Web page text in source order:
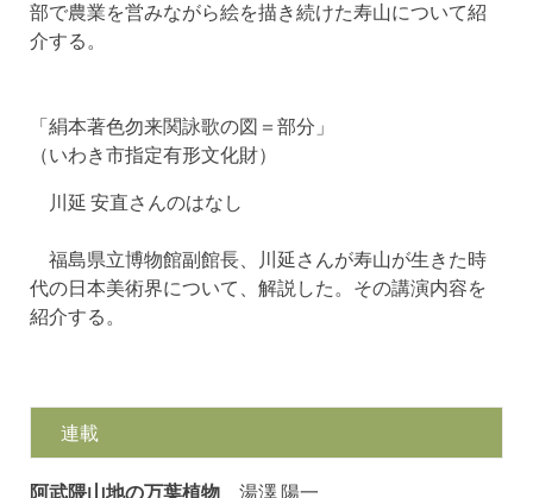
部で農業を営みながら絵を描き続けた寿山について紹
介する。
「絹本著色勿来関詠歌の図＝部分」
（いわき市指定有形文化財）
川延 安直さんのはなし
福島県立博物館副館長、川延さんが寿山が生きた時
代の日本美術界について、解説した。その講演内容を
紹介する。
連載
阿武隈山地の万葉植物 湯澤 陽一